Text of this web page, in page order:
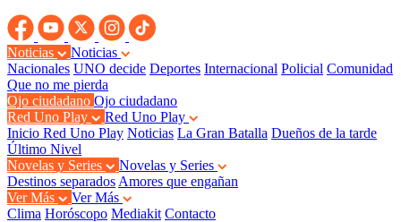
Noticias
Noticias
Nacionales UNO decide Deportes Internacional Policial Comunidad
Que no me pierda
Ojo ciudadano Ojo ciudadano
Red Uno Play
Red Uno Play
Inicio Red Uno Play Noticias La Gran Batalla Dueños de la tarde
Último Nivel
Novelas y Series
Novelas y Series
Destinos separados Amores que engañan
Ver Más
Ver Más
Clima Horóscopo Mediakit Contacto